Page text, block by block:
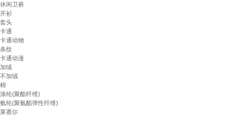
休闲卫裤
开衫
套头
卡通
卡通动物
条纹
卡通动漫
加绒
不加绒
棉
涤纶(聚酯纤维)
氨纶(聚氨酯弹性纤维)
莱赛尔